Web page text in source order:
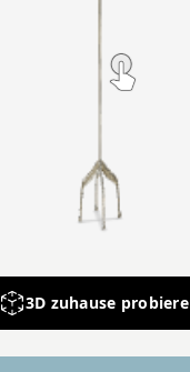
3D zuhause